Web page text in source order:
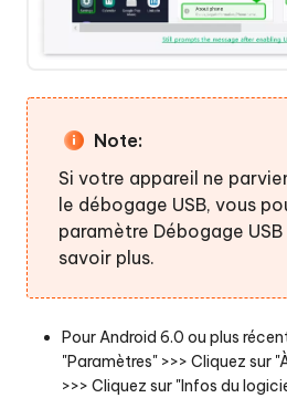
Note:
Si votre appareil ne
le débogage USB, vous
paramètre Débogage
savoir plus.
Pour Android 6.0 ou plus
"Paramètres" >>> Cliquez sur
>>> Cliquez sur "Infos du